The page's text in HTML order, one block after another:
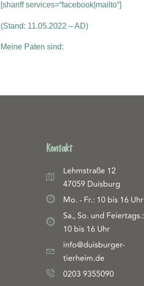
[shariff services=“facebook|mailto“]
(Stand: 11.05.2022 – AD)
Meine Paten sind:
Kontakt
Lehmstraße 12
47059 Duisburg
Mo. - Fr.: 10 bis 16 Uhr
Sa., So. und Feiertags.:
10 bis 16 Uhr
info@duisburger-
tierheim.de
0203 9355090